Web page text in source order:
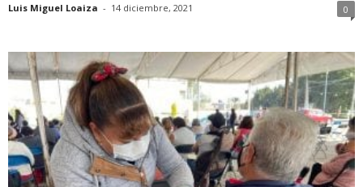
Luis Miguel Loaiza - 14 diciembre, 2021 0